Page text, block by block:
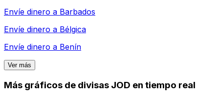
Envíe dinero a Barbados
Envíe dinero a Bélgica
Envíe dinero a Benín
Ver más
Más gráficos de divisas JOD en tiempo real